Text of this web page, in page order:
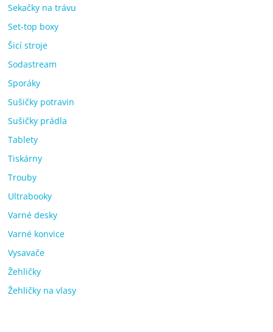
Sekačky na trávu
Set-top boxy
Šicí stroje
Sodastream
Sporáky
Sušičky potravin
Sušičky prádla
Tablety
Tiskárny
Trouby
Ultrabooky
Varné desky
Varné konvice
Vysavače
Žehličky
Žehličky na vlasy